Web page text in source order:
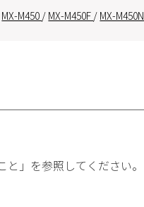
MX-M450 / MX-M450F / MX-M450N
」を参照してください。